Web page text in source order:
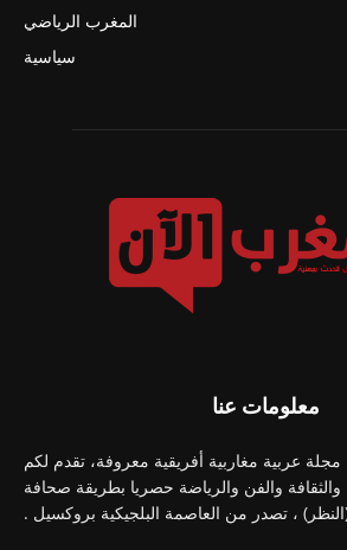
المغرب الرياضي
سياسية
معلومات عنا
عربية مغاربية أفريقية معروفة، تقدم لكم
والثقافة والفن والرياضة حصريا بطريقة صحافة
، تصدر من العاصمة البلجيكية بروكسيل .